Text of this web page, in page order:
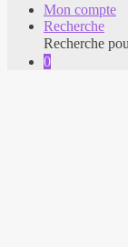
Mon compte
Recherche
Recherche
0